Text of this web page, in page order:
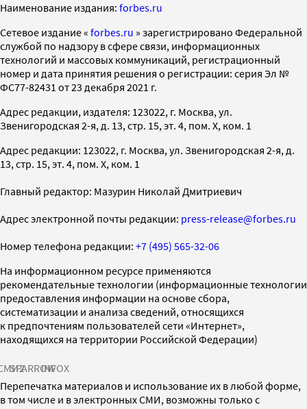
Наименование издания: forbes.ru
Cетевое издание « forbes.ru » зарегистрировано Федеральной
службой по надзору в сфере связи, информационных
технологий и массовых коммуникаций, регистрационный
номер и дата принятия решения о регистрации: серия Эл №
ФС77-82431 от 23 декабря 2021 г.
Адрес редакции, издателя: 123022, г. Москва, ул.
Звенигородская 2-я, д. 13, стр. 15, эт. 4, пом. X, ком. 1
Адрес редакции: 123022, г. Москва, ул. Звенигородская 2-я, д.
13, стр. 15, эт. 4, пом. X, ком. 1
Главный редактор: Мазурин Николай Дмитриевич
Адрес электронной почты редакции: press-release@forbes.ru
Номер телефона редакции: +7 (495) 565-32-06
На информационном ресурсе применяются
рекомендательные технологии (информационные технологии
предоставления информации на основе сбора,
систематизации и анализа сведений, относящихся
к предпочтениям пользователей сети «Интернет»,
находящихся на территории Российской Федерации)
SPARROWINFOX
Перепечатка материалов и использование их в любой форме,
в том числе и в электронных СМИ, возможны только с